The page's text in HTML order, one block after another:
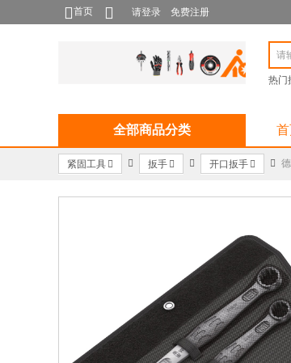
首页 请登录 免费注册
热门
全部商品分类
紧固工具 扳手 开口扳手